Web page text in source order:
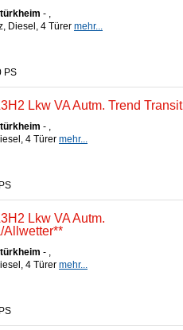
- ,
Diesel, 4 Türer mehr...
PS
Lkw VA Autm. Trend Transit
- ,
4 Türer mehr...
Lkw VA Autm.
Allwetter**
- ,
4 Türer mehr...